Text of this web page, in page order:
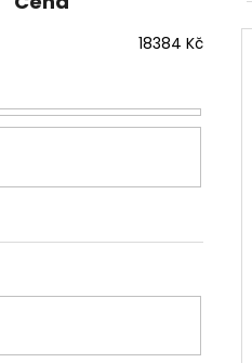
18384 Kč